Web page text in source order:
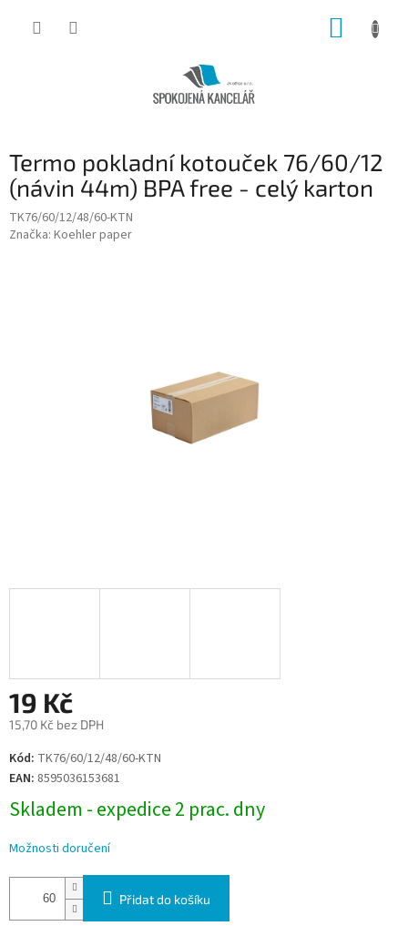
Termo pokladní kotouček 76/60/12
(návin 44m) BPA free - celý karton
TK76/60/12/48/60-KTN
Značka: Koehler paper
19 Kč
15,70 Kč bez DPH
Měrná
cena:
Kód: TK76/60/12/48/60-KTN
EAN: 8595036153681
Skladem - expedice 2 prac. dny
Možnosti doručení
Přidat do košíku